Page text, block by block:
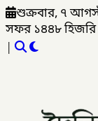
শুক্রবার, ৭
সফর ১৪৪৮ হিজরি
|